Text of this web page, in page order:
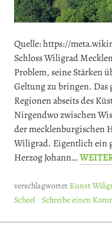
Quelle: https://
Schloss Wiligrad
Problem, seine Stärken
Geltung zu bringen.
Regionen abseits des
Nirgendwo zwischen
der mecklenburgischen
Wiligrad. Eigentlich ein
Herzog Johann…
verschlagwortet Kunst
Scheel
Schreibe einen